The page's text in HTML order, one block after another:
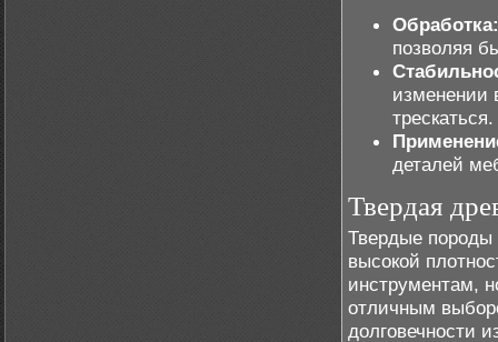
Обработка:
позволяя
изменении
трескаться.
деталей
Твердая
Твердые породы
высокой
инструментам,
отличным
долговечности